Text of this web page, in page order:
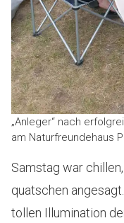
„Anleger“ nach
am Naturfreundehaus
Samstag war
quatschen
tollen Illumination